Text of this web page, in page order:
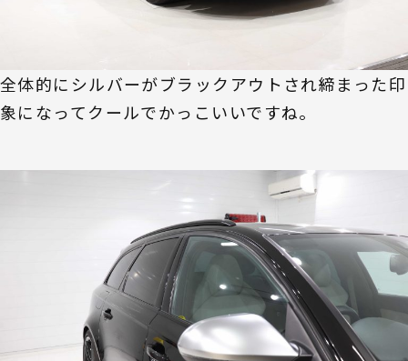
全体的にシルバーがブラックアウトされ締まった印
象になってクールでかっこいいですね。